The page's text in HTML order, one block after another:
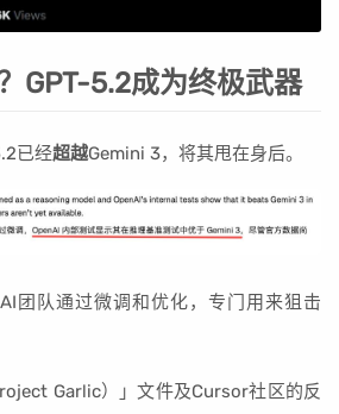
GPT-5.2成为终极武器
已经超越Gemini 3，将其甩在身后。
团队通过微调和优化，专门用来狙击
Garlic）」文件及Cursor社区的反